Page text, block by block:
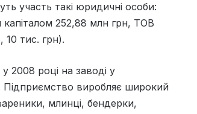
участь такі юридичні особи:
252,88 млн грн, ТОВ
10 тис. грн).
2008 році на заводі у
Підприємство виробляє широкий
млинці, бендерки,